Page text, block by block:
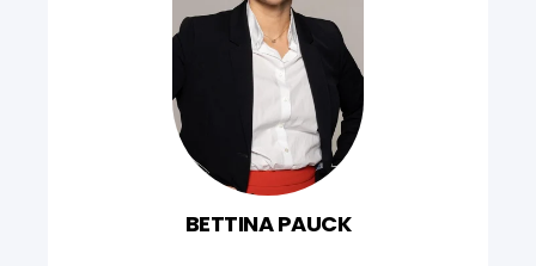
BETTINA PAUCK